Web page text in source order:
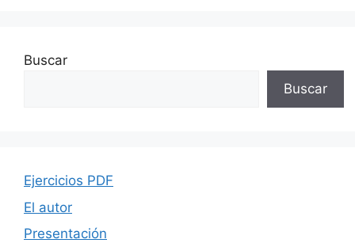
Buscar
Buscar
Ejercicios PDF
El autor
Presentación